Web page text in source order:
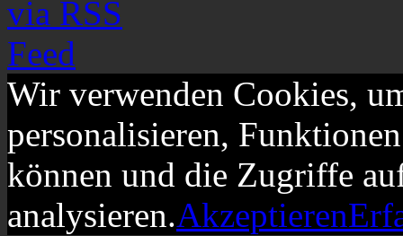
Wir verwenden Cookies,
personalisieren,
können und die Zugriffe
analysieren.Akzeptieren